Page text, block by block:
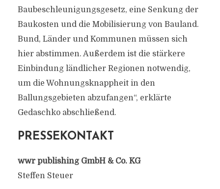
Baubeschleunigungsgesetz, eine Senkung der
Baukosten und die Mobilisierung von Bauland.
Bund, Länder und Kommunen müssen sich
hier abstimmen. Außerdem ist die stärkere
Einbindung ländlicher Regionen notwendig,
um die Wohnungsknappheit in den
Ballungsgebieten abzufangen“, erklärte
Gedaschko abschließend.
PRESSEKONTAKT
wwr publishing GmbH & Co. KG
Steffen Steuer